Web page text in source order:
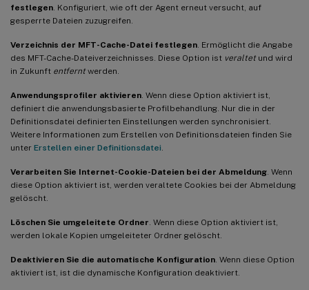
festlegen . Konfiguriert, wie oft der Agent erneut versucht, auf
gesperrte Dateien zuzugreifen.
Verzeichnis der MFT-Cache-Datei festlegen . Ermöglicht die Angabe
des MFT-Cache-Dateiverzeichnisses. Diese Option ist veraltetund wird
in Zukunft entferntwerden.
Anwendungsprofiler aktivieren . Wenn diese Option aktiviert ist,
definiert die anwendungsbasierte Profilbehandlung. Nur die in der
Definitionsdatei definierten Einstellungen werden synchronisiert.
Weitere Informationen zum Erstellen von Definitionsdateien finden Sie
unter Erstellen einer Definitionsdatei
Verarbeiten Sie Internet-Cookie-Dateien bei der Abmeldung . Wenn
diese Option aktiviert ist, werden veraltete Cookies bei der Abmeldung
gelöscht.
Löschen Sie umgeleitete Ordner . Wenn diese Option aktiviert ist,
werden lokale Kopien umgeleiteter Ordner gelöscht.
Deaktivieren Sie die automatische Konfiguration . Wenn diese Option
aktiviert ist, ist die dynamische Konfiguration deaktiviert.